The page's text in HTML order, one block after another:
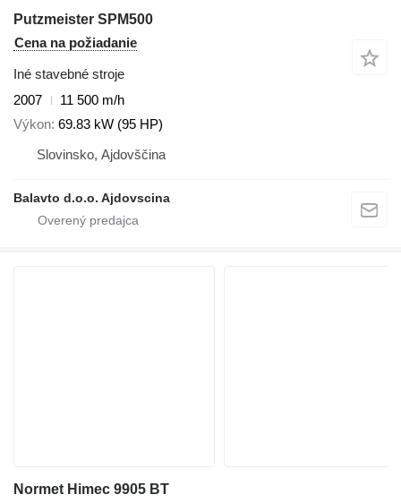
Putzmeister SPM500
Cena na požiadanie
Iné stavebné stroje
2007
11 500 m/h
Výkon 69.83 kW (95 HP)
Slovinsko, Ajdovščina
Balavto d.o.o. Ajdovscina
Normet Himec 9905 BT